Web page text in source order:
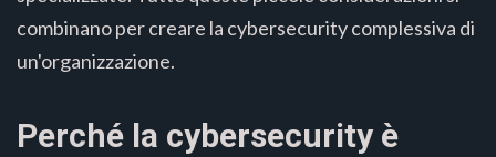
combinano per creare la cybersecurity complessiva di
un'organizzazione.
Perché la cybersecurity è